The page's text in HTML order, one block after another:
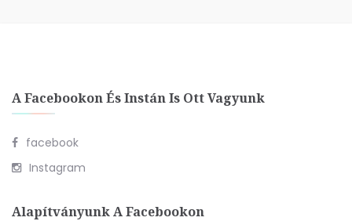
A Facebookon És Instán Is Ott Vagyunk
facebook
Instagram
Alapítványunk A Facebookon